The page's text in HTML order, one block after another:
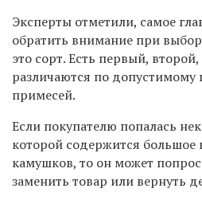
Эксперты отметили, самое
обратить внимание при
это сорт. Есть первый,
различаются по допустимому
примесей.
Если покупателю попалась
которой содержится большое
камушков, то он может
заменить товар или вернуть